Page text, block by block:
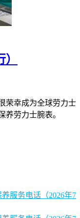
荣幸成为全球劳力士
养劳力士腕表。
服务电话（2026年7